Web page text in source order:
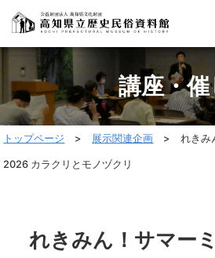
講座・催
トップページ > 展示関連企画 > れきみ
2026 カラクリとモノヅクリ
れきみん！サマー